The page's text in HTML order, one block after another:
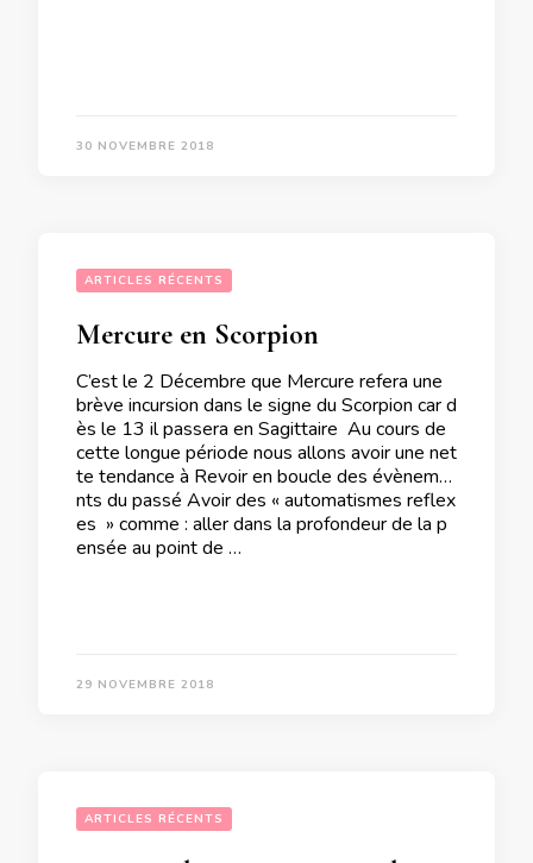
30 NOVEMBRE 2018
ARTICLES RÉCENTS
Mercure en Scorpion
C’est le 2 Décembre que Mercure refera une
brève incursion dans le signe du Scorpion car d
ès le 13 il passera en Sagittaire Au cours de
cette longue période nous allons avoir une net
te tendance à Revoir en boucle des évèneme
nts du passé Avoir des « automatismes reflex
es » comme : aller dans la profondeur de la p
ensée au point de …
29 NOVEMBRE 2018
ARTICLES RÉCENTS